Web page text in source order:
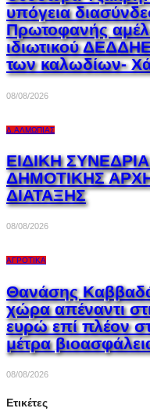
υπόγεια
Πρωτοφανής
ιδιωτικού
των καλωδίων-
08/08/2026
Δ.ΑΛΜΩΠΊΑΣ
ΕΙΔΙΚΗ
ΔΗΜΟΤΙΚΗΣ
ΔΙΑΤΑΞΗΣ
08/08/2026
ΑΓΡΟΤΙΚΆ
Θανάσης
χώρα απέναντι
ευρώ επί πλέον
μέτρα
08/08/2026
Ετικέτες